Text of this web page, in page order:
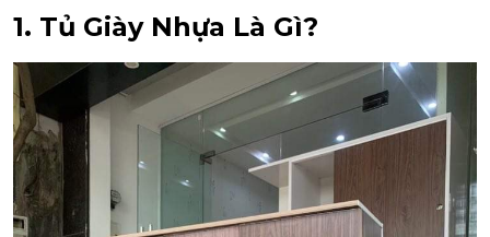
1. Tủ Giày Nhựa Là Gì?